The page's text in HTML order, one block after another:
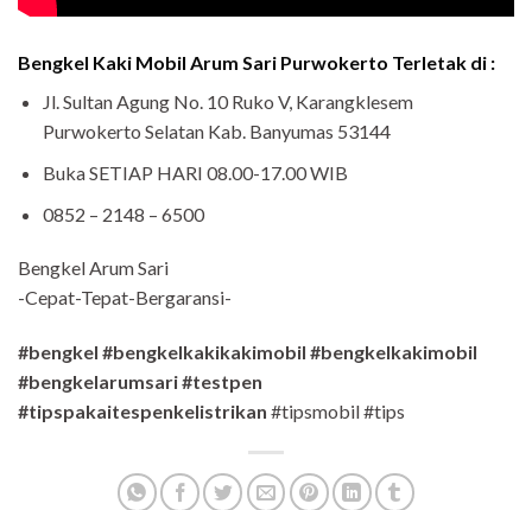
Bengkel Kaki Mobil Arum Sari Purwokerto Terletak di :
Jl. Sultan Agung No. 10 Ruko V, Karangklesem
Purwokerto Selatan Kab. Banyumas 53144
Buka SETIAP HARI 08.00-17.00 WIB
0852 – 2148 – 6500
Bengkel Arum Sari
-Cepat-Tepat-Bergaransi-
#bengkel #bengkelkakikakimobil #bengkelkakimobil
#bengkelarumsari #testpen
#tipspakaitespenkelistrikan #tipsmobil #tips